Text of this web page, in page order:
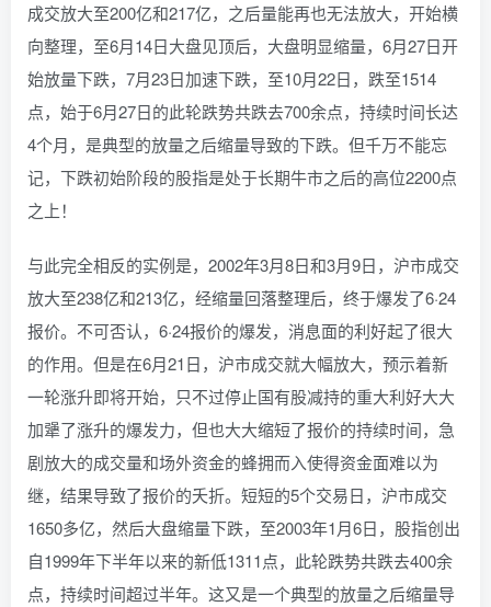
成交放大至200亿和217亿，之后量能再也无法放大，开始横
向整理，至6月14日大盘见顶后，大盘明显缩量，6月27日开
始放量下跌，7月23日加速下跌，至10月22日，跌至1514
点，始于6月27日的此轮跌势共跌去700余点，持续时间长达
4个月，是典型的放量之后缩量导致的下跌。但千万不能忘
记，下跌初始阶段的股指是处于长期牛市之后的高位2200点
之上！
与此完全相反的实例是，2002年3月8日和3月9日，沪市成交
放大至238亿和213亿，经缩量回落整理后，终于爆发了6·24
报价。不可否认，6·24报价的爆发，消息面的利好起了很大
的作用。但是在6月21日，沪市成交就大幅放大，预示着新
一轮涨升即将开始，只不过停止国有股减持的重大利好大大
加犟了涨升的爆发力，但也大大缩短了报价的持续时间，急
剧放大的成交量和场外资金的蜂拥而入使得资金面难以为
继，结果导致了报价的夭折。短短的5个交易日，沪市成交
1650多亿，然后大盘缩量下跌，至2003年1月6日，股指创出
自1999年下半年以来的新低1311点，此轮跌势共跌去400余
点，持续时间超过半年。这又是一个典型的放量之后缩量导